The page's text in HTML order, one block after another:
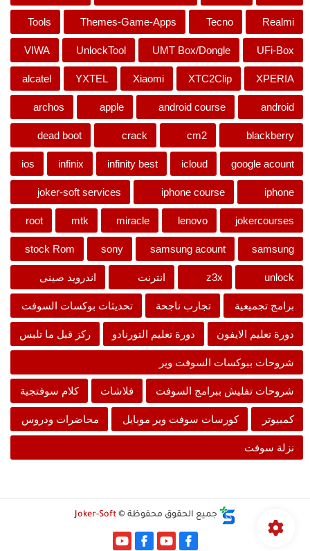
Realmi
Tecno
Themes-Game-Apps
Tools
UFi-Box
UMT Box/Dongle
UnlockTool
VIWA
XPERIA
XTC2Clip
Xiaomi
YXTEL
alcatel
android
android course
apple
archos
blackberry
cm2
crack
dead boot
google acount
icloud
infinity best
infinix
ios
iphone
iphone course
joker-soft services
jokercourses
lenovo
miracle
mtk
root
samsung
samsung acount
sony
stock Rom
unlock
z3x انترنت اندرويد صينى
برامج تجميعية تجارب ناجحة تحديثات بوكسات السوفت
دورة تعليم الايفون دورة تعليم التورنادو ركز قبل ما تلبس
شروحات ببوكسات السوفت وير
شروحات تفليش ببرامج السوفت فلاشات كلام سوفتجية
كمبيوتر كورسات سوفت وير موبايل محاضرات ودروس
نزلة سوفت
جميع الحقوق محفوظة © Joker-Soft